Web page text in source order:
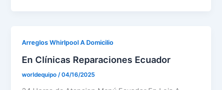
Arreglos Whirlpool A Domicilio
En Clínicas Reparaciones Ecuador
worldequipo/04/16/2025